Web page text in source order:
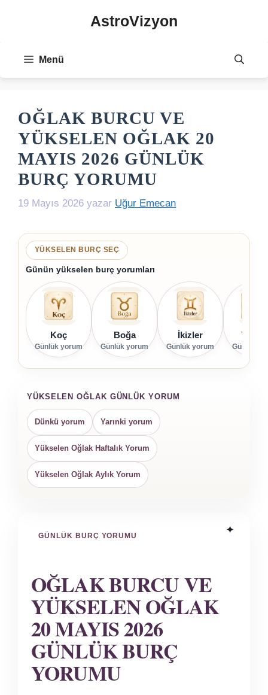
AstroVizyon
Menü
OĞLAK BURCU VE
YÜKSELEN OĞLAK 20
MAYIS 2026 GÜNLÜK
BURÇ YORUMU
19 Mayıs 2026 yazar Uğur Emecan
YÜKSELEN BURÇ SEÇ
Günün yükselen burç yorumları
Koç
Günlük yorum
Boğa
Günlük yorum
İkizler
Günlük yorum Günlük
YÜKSELEN OĞLAK GÜNLÜK YORUM
Dünkü yorum Yarınki yorum
Yükselen Oğlak Haftalık Yorum
Yükselen Oğlak Aylık Yorum
GÜNLÜK BURÇ YORUMU
OĞLAK BURCU VE
YÜKSELEN OĞLAK
20 MAYIS 2026
GÜNLÜK BURÇ
YORUMU